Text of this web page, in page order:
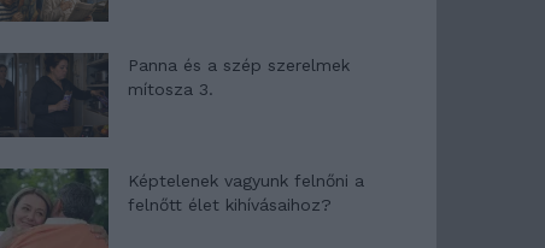
Panna és a szép szerelmek
mítosza 3.
Képtelenek vagyunk felnőni a
felnőtt élet kihívásaihoz?